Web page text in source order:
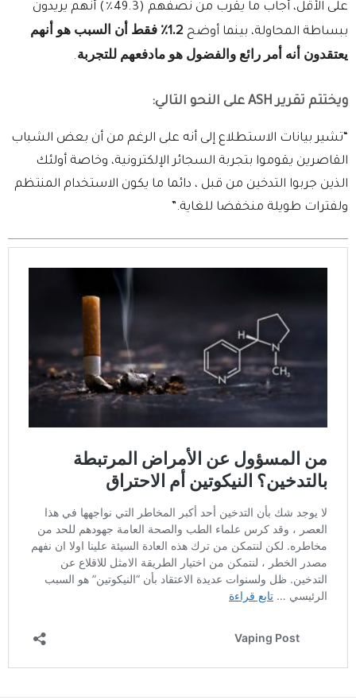
على الأقل، أجاب ما يقرب من نصفهم (49.3٪) أنهم يريدون
ببساطة المحاولة، بينما أوضح
1.2٪ فقط أن السبب هو أنهم
يعتقدون أنه أمر رائع والفضول هو مادفعهم للتجربة.
ويختتم تقرير ASH على النحو التالي:
“تشير بيانات الاستطلاع إلى أنه على الرغم من أن بعض الشباب
القاصرين يقوموا بتجربة السجائر الإلكترونية، وخاصة أولئك
الذين جربوا التدخين من قبل ، دائما ما يكون الاستخدام المنتظم
ولفترات طويلة منخفضا للغاية.”